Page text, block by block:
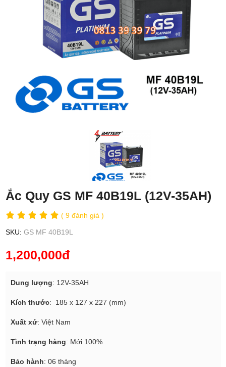
Ắc Quy GS MF 40B19L (12V-35AH)
( 9 đánh giá )
SKU: GS MF 40B19L
1,200,000đ
Dung lượng: 12V-35AH
Kích thước: 185 x 127 x 227 (mm)
Xuất xứ: Việt Nam
Tình trạng hàng: Mới 100%
Bảo hành: 06 tháng